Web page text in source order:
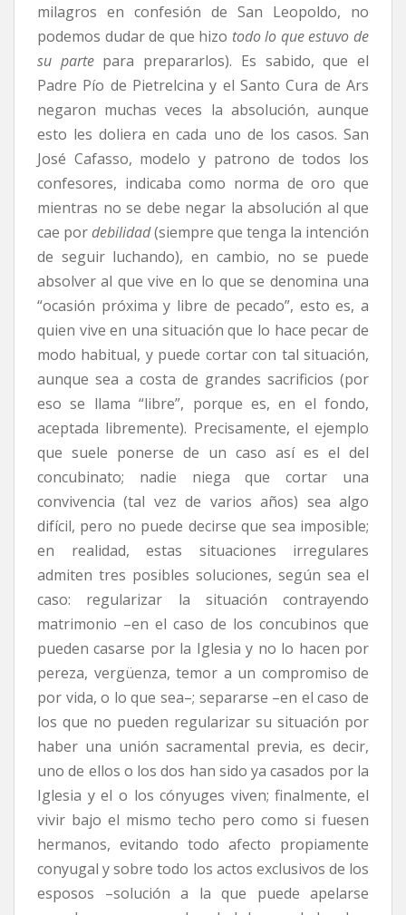
milagros en confesión de San Leopoldo, no
podemos dudar de que hizo todo lo que estuvo de
su partepara prepararlos). Es sabido, que el
Padre Pío de Pietrelcina y el Santo Cura de Ars
negaron muchas veces la absolución, aunque
esto les doliera en cada uno de los casos. San
José Cafasso, modelo y patrono de todos los
confesores, indicaba como norma de oro que
mientras no se debe negar la absolución al que
cae pordebilidad(siempre que tenga la intención
de seguir luchando), en cambio, no se puede
absolver al que vive en lo que se denomina una
“ocasión próxima y libre de pecado”, esto es, a
quien vive en una situación que lo hace pecar de
modo habitual, y puede cortar con tal situación,
aunque sea a costa de grandes sacrificios (por
eso se llama “libre”, porque es, en el fondo,
aceptada libremente). Precisamente, el ejemplo
que suele ponerse de un caso así es el del
concubinato; nadie niega que cortar una
convivencia (tal vez de varios años) sea algo
difícil, pero no puede decirse que sea imposible;
en realidad, estas situaciones irregulares
admiten tres posibles soluciones, según sea el
caso: regularizar la situación contrayendo
matrimonio –en el caso de los concubinos que
pueden casarse por la Iglesia y no lo hacen por
pereza, vergüenza, temor a un compromiso de
por vida, o lo que sea–; separarse –en el caso de
los que no pueden regularizar su situación por
haber una unión sacramental previa, es decir,
uno de ellos o los dos han sido ya casados por la
Iglesia y el o los cónyuges viven; finalmente, el
vivir bajo el mismo techo pero como si fuesen
hermanos, evitando todo afecto propiamente
conyugal y sobre todo los actos exclusivos de los
esposos –solución a la que puede apelarse